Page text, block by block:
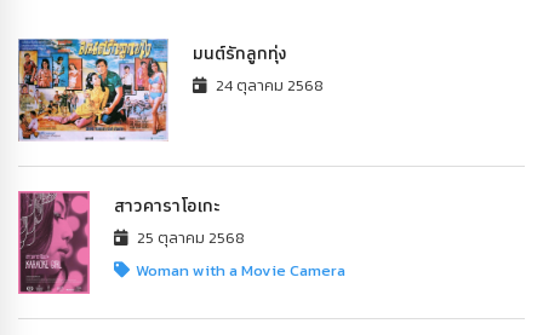
มนต์รักลูกทุ่ง
24 ตุลาคม 2568
สาวคาราโอเกะ
25 ตุลาคม 2568
Woman with a Movie Camera